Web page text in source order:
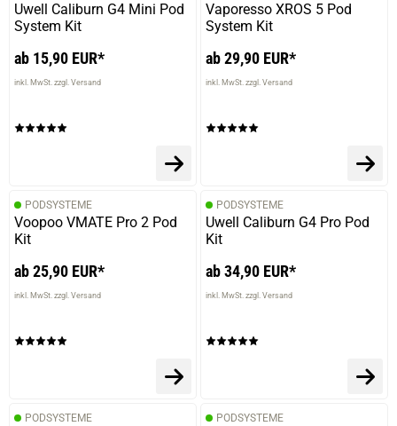
Uwell Caliburn G4 Mini Pod
System Kit
ab 15,90 EUR*
inkl. MwSt. zzgl. Versand
Vaporesso XROS 5 Pod
System Kit
ab 29,90 EUR*
inkl. MwSt. zzgl. Versand
PODSYSTEME
Voopoo VMATE Pro 2 Pod
Kit
ab 25,90 EUR*
inkl. MwSt. zzgl. Versand
PODSYSTEME
Uwell Caliburn G4 Pro Pod
Kit
ab 34,90 EUR*
inkl. MwSt. zzgl. Versand
PODSYSTEME PODSYSTEME